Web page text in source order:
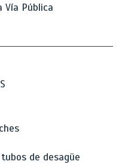
Vía Pública
de desagüe